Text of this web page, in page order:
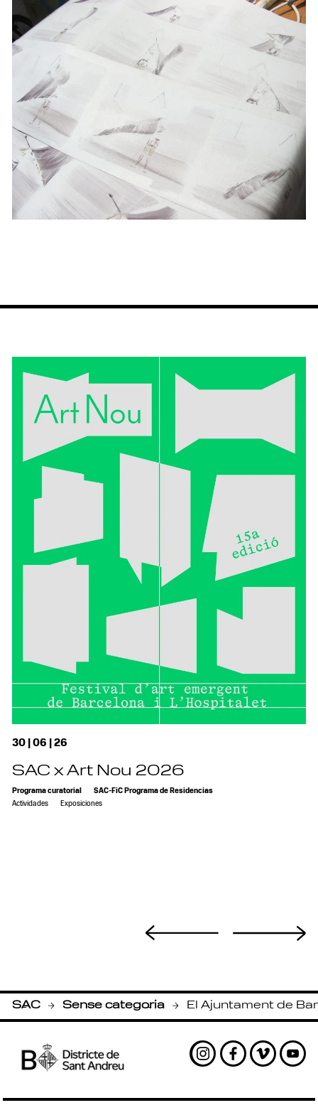
SAC
- Sense categoria
- El Ajuntament de
30 | 06 | 26
SAC x Art Nou 2026
Programa curatorial
SAC-FiC Programa de Residencias
Actividades
Exposiciones
Instagram
Facebook
Vimeo